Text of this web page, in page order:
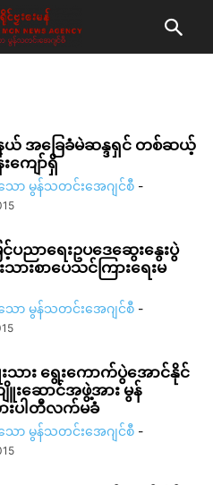
ယ် အခြေခံမဲဆန္ဒရှင် တစ်ဆယ့်
ကျော်ရှိ
ာ မွန်သတင်းအေဂျင်စီ -
ပညာရေးဥပဒေဆွေးနွေးပွဲ
သားစာပေသင်ကြားရေးမ
ာ မွန်သတင်းအေဂျင်စီ -
သား ရွေးကောက်ပွဲအောင်နိုင်
းဆောင်အဖွဲ့အား မွန်
းပါတီလက်မခံ
ာ မွန်သတင်းအေဂျင်စီ -